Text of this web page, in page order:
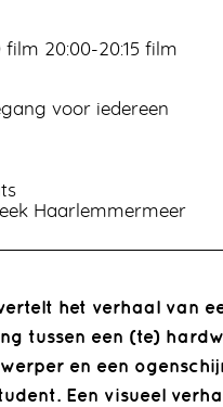
film 20:00-20:15 film
voor iedereen
Haarlemmermeer
het verhaal van
tussen een (te)
en een
Een visueel